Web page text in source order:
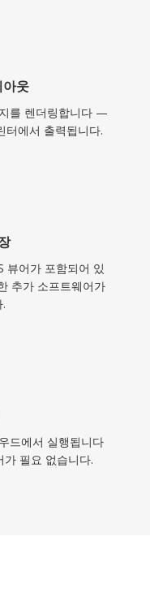
아웃
를 렌더링합니다 —
터에서 출력됩니다.
뷰어가 포함되어 있
추가 소프트웨어가
드에서 실행됩니다
필요 없습니다.